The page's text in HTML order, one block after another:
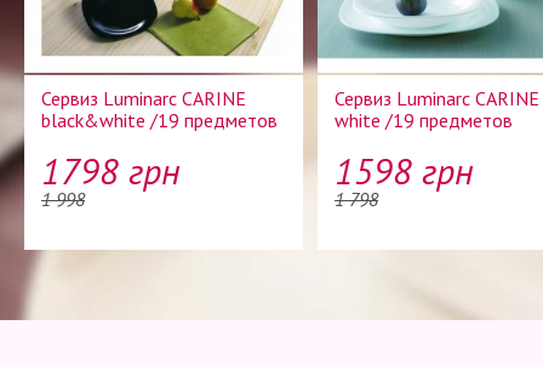
Сервиз Luminarc CARINE
black&white /19 предметов
1798 грн
1 998
Сервиз Luminarc CARINE
white /19 предметов
1598 грн
1 798